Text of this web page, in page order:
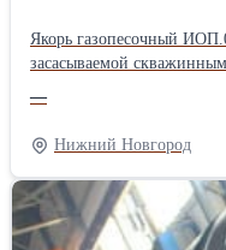
Якорь газопесочный
засасываемой
корпуса, нижнего
внутренней трубы и
внутренней трубы
2,54 мм. Для забора
верхний корпус имеет 88
диаметр
—
Нижний Новгород